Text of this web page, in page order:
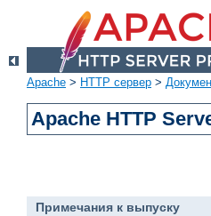
Apache > HTTP сервер >
Apache HTTP
Примечания к выпуску